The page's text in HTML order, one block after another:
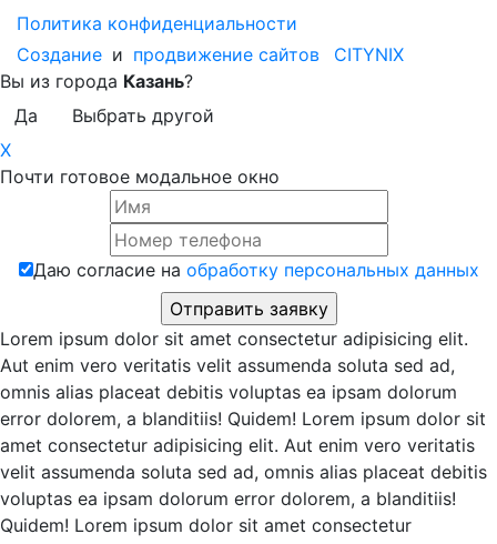
Политика конфиденциальности
Создание и продвижение сайтов
CITYNIX
Вы из города Казань?
Да
Выбрать другой
X
Почти готовое модальное окно
Даю согласие на обработку персональных данных
Lorem ipsum dolor sit amet consectetur adipisicing elit.
Aut enim vero veritatis velit assumenda soluta sed ad,
omnis alias placeat debitis voluptas ea ipsam dolorum
error dolorem, a blanditiis! Quidem! Lorem ipsum dolor sit
amet consectetur adipisicing elit. Aut enim vero veritatis
velit assumenda soluta sed ad, omnis alias placeat debitis
voluptas ea ipsam dolorum error dolorem, a blanditiis!
Quidem! Lorem ipsum dolor sit amet consectetur